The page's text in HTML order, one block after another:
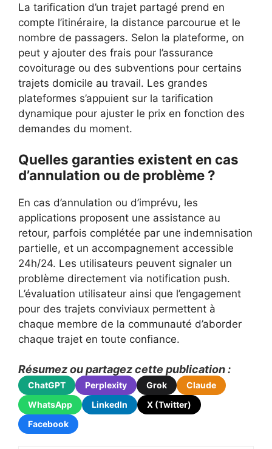
La tarification d’un trajet partagé prend en
compte l’itinéraire, la distance parcourue et le
nombre de passagers. Selon la plateforme, on
peut y ajouter des frais pour l’assurance
covoiturage ou des subventions pour certains
trajets domicile au travail. Les grandes
plateformes s’appuient sur la tarification
dynamique pour ajuster le prix en fonction des
demandes du moment.
Quelles garanties existent en cas
d’annulation ou de problème ?
En cas d’annulation ou d’imprévu, les
applications proposent une assistance au
retour, parfois complétée par une indemnisation
partielle, et un accompagnement accessible
24h/24. Les utilisateurs peuvent signaler un
problème directement via notification push.
L’évaluation utilisateur ainsi que l’engagement
pour des trajets conviviaux permettent à
chaque membre de la communauté d’aborder
chaque trajet en toute confiance.
Résumez ou partagez cette publication :
ChatGPT Perplexity Grok
Claude
WhatsApp
LinkedIn
X (Twitter)
Facebook